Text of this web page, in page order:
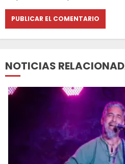
NOTICIAS